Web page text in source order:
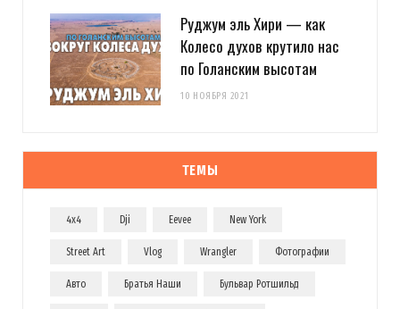
Руджум эль Хири — как
Колесо духов крутило нас
по Голанским высотам
10 НОЯБРЯ 2021
ТЕМЫ
4x4 Dji Eevee New York
Street Art Vlog Wrangler Фотографии
Авто Братья Наши Бульвар Ротшильд